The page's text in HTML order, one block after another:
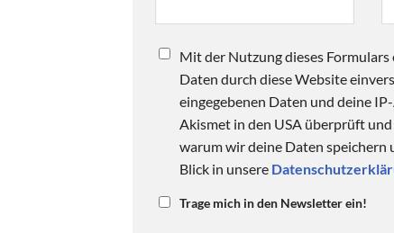
Mit der Nutzung dieses
Daten durch diese Website
eingegebenen Daten und deine
Akismet in den USA überprüft
warum wir deine Daten
Blick in unsere
Trage mich in den Newsletter ein!